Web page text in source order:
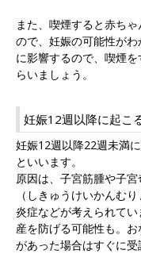
また、喫煙すると赤ち
ので、妊娠の可能性が
に影響するので、喫煙
らいましょう。
妊娠12週以降に起こ
妊娠12週以降22週未満
といいます。
原因は、子宮筋腫や子
（しきゅうけいかんむ
炎症などが考えられて
産を防げる可能性も。
があった場合はすぐに受